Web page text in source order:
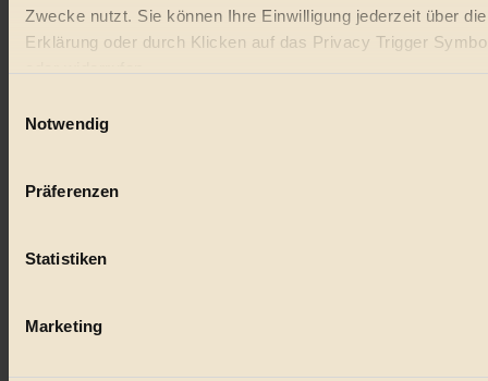
Zwecke nutzt. Sie können Ihre Einwilligung jederzeit über
Erklärung oder durch Klicken auf das Privacy Trigger
Wenn Sie es erlauben, würden wir auch gerne:
Ihr Gerät durch aktives Scannen nach bestimmten
Erfahren Sie mehr darüber, wie Ihre persönlichen Daten
Notwendig
Präferenzen
Statistiken
Marketing